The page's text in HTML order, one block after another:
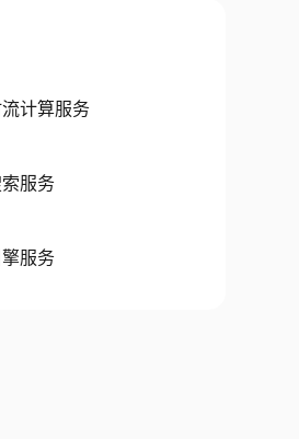
计算服务
服务
服务